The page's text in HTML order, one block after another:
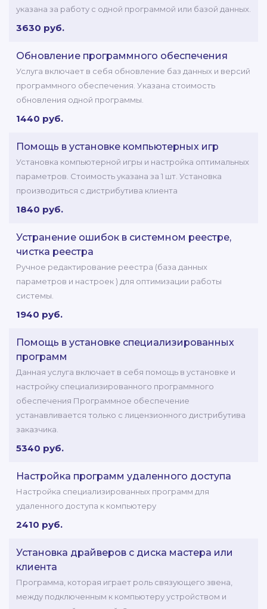
указана за работу с одной программой или базой данных.
3630 руб.
Обновление программного обеспечения
Услуга включает в себя обновление баз данных и версий
программного обеспечения. Указана стоимость
обновления одной программы.
1440 руб.
Помощь в установке компьютерных игр
Установка компьютерной игры и настройка оптимальных
параметров. Стоимость указана за 1 шт. Установка
производиться с дистрибутива клиента
1840 руб.
Устранение ошибок в системном реестре,
чистка реестра
Ручное редактирование реестра (база данных
параметров и настроек ) для оптимизации работы
системы.
1940 руб.
Помощь в установке специализированных
программ
Данная услуга включает в себя помощь в установке и
настройку специализированного программного
обеспечения Программное обеспечение
устанавливается только с лицензионного дистрибутива
заказчика.
5340 руб.
Настройка программ удаленного доступа
Настройка специализированных программ для
удаленного доступа к компьютеру
2410 руб.
Установка драйверов с диска мастера или
клиента
Программа, которая играет роль связующего звена,
между подключенным к компьютеру устройством и